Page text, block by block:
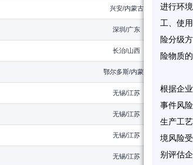
兴安/内蒙古
深圳/广东
长治/山西
鄂尔多斯/内蒙古
无锡/江苏
无锡/江苏
无锡/江苏
无锡/江苏
进行环境
工
使用
险分级方
险物质的
根据企业
事件风险
生产工艺
境风险受
别评估企